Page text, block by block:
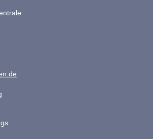
Navigation